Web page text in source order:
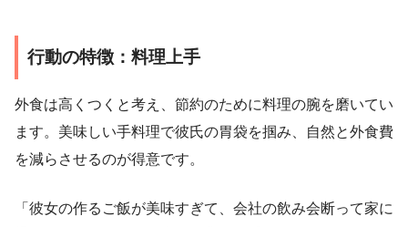
行動の特徴：料理上手
外食は高くつくと考え、節約のために料理の腕を磨いてい
ます。美味しい手料理で彼氏の胃袋を掴み、自然と外食費
を減らさせるのが得意です。
「彼女の作るご飯が美味すぎて、会社の飲み会断って家に